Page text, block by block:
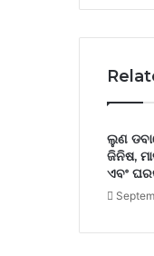
ଲୁଣ
ଜିନିଷ,
ଏବଂ